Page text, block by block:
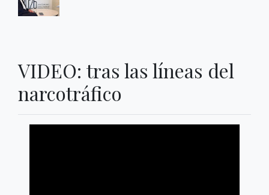
VIDEO: tras las líneas del
narcotráfico